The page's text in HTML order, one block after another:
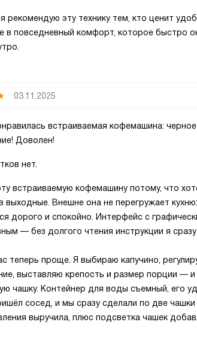
рекомендую эту технику тем, кто ценит
в повседневный комфорт, которое быстро
03.11.2025
встраиваемая кофемашина:
Доволен!
нет.
встраиваемую кофемашину потому, что
выходные. Внешне она не перегружает
дорого и спокойно. Интерфейс с
— без долгого чтения инструкции я
теперь проще. Я выбираю капучино,
выставляю крепость и размер порции —
чашку. Контейнер для воды съемный, его
сосед, и мы сразу сделали по две
выручила, плюс подсветка чашек